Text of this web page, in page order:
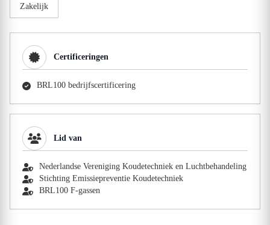
Zakelijk
Certificeringen
BRL100 bedrijfscertificering
Lid van
Nederlandse Vereniging Koudetechniek en Luchtbehandeling
Stichting Emissiepreventie Koudetechniek
BRL100 F-gassen